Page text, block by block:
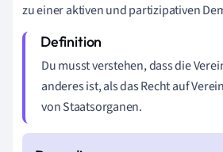
zu einer aktiven und partizipativen
Du musst verstehen, dass die
anderes ist, als das Recht auf
von Staatsorganen.